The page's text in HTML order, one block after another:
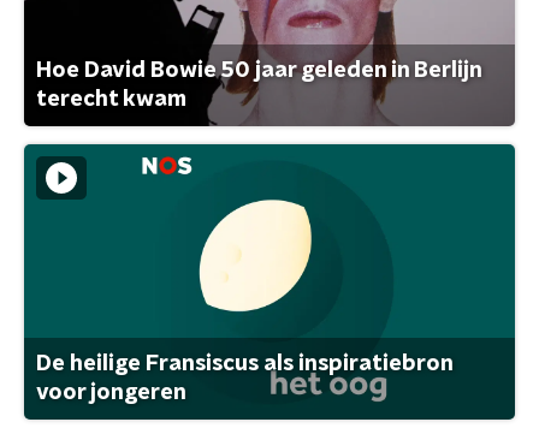
Hoe David Bowie 50 jaar geleden in Berlijn
terecht kwam
De heilige Fransiscus als inspiratiebron
voor jongeren